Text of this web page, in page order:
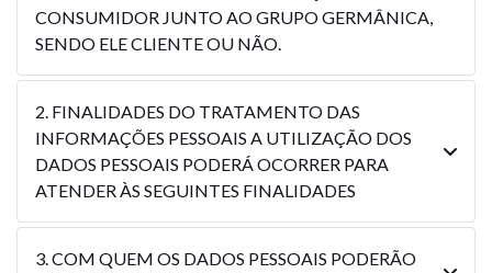
CONSUMIDOR JUNTO AO GRUPO GERMÂNICA,
SENDO ELE CLIENTE OU NÃO.
2. FINALIDADES DO TRATAMENTO DAS
INFORMAÇÕES PESSOAIS A UTILIZAÇÃO DOS
DADOS PESSOAIS PODERÁ OCORRER PARA
ATENDER ÀS SEGUINTES FINALIDADES
3. COM QUEM OS DADOS PESSOAIS PODERÃO